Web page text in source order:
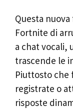
Questa
Fortnite di
a chat vocali,
trascende le
Piuttosto che
registrate o
risposte